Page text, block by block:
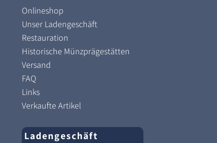
Onlineshop
Unser Ladengeschäft
Restauration
Historische Münzprägestätten
Versand
FAQ
Links
Verkaufte Artikel
Ladengeschäft